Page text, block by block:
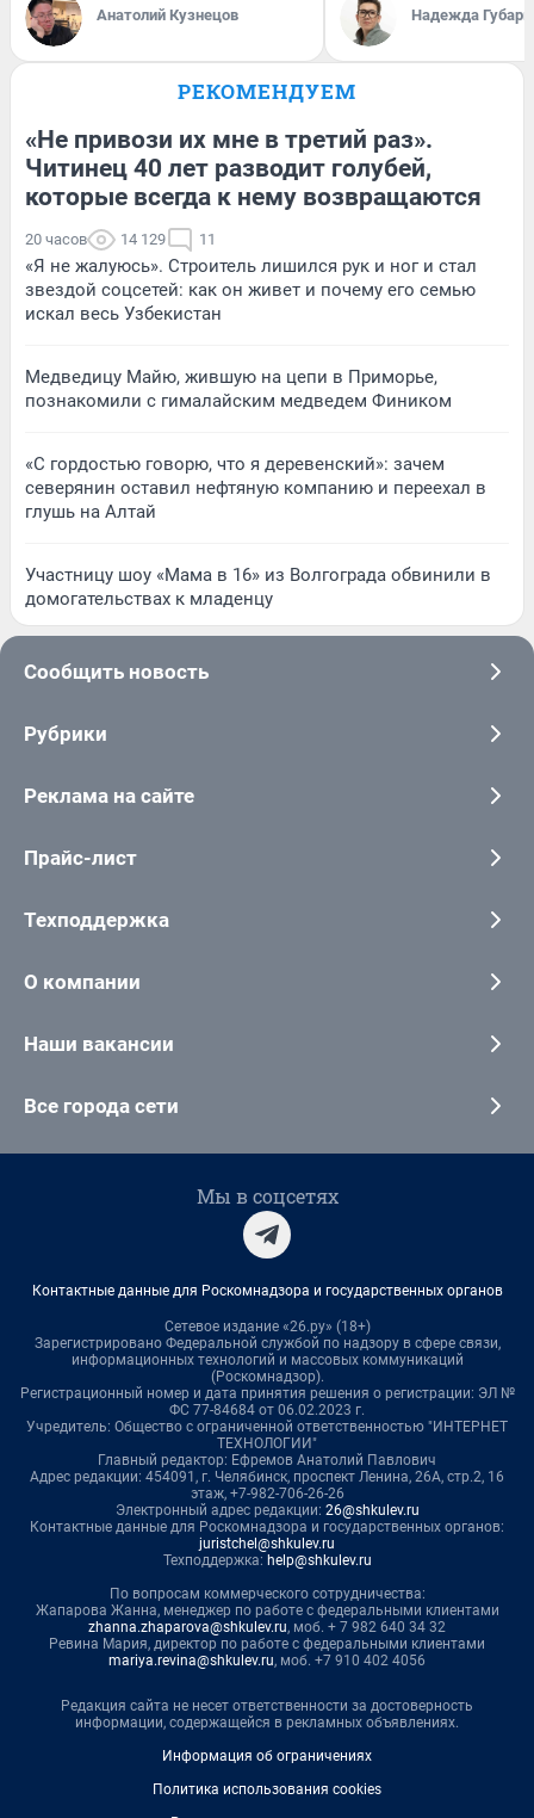
Анатолий Кузнецов Надежда Губарь
РЕКОМЕНДУЕМ
«Не привози их мне в третий раз».
Читинец 40 лет разводит голубей,
которые всегда к нему возвращаются
20 часов 14 129 11
«Я не жалуюсь». Строитель лишился рук и ног и стал
звездой соцсетей: как он живет и почему его семью
искал весь Узбекистан
Медведицу Майю, жившую на цепи в Приморье,
познакомили с гималайским медведем Фиником
«С гордостью говорю, что я деревенский»: зачем
северянин оставил нефтяную компанию и переехал в
глушь на Алтай
Участницу шоу «Мама в 16» из Волгограда обвинили в
домогательствах к младенцу
Сообщить новость
Рубрики
Реклама на сайте
Прайс-лист
Техподдержка
О компании
Наши вакансии
Все города сети
Мы в соцсетях
Контактные данные для Роскомнадзора и государственных органов
Сетевое издание «26.ру» (18+)
Зарегистрировано Федеральной службой по надзору в сфере связи,
информационных технологий и массовых коммуникаций
(Роскомнадзор).
Регистрационный номер и дата принятия решения о регистрации: ЭЛ №
ФС 77-84684 от 06.02.2023 г.
Учредитель: Общество с ограниченной ответственностью "ИНТЕРНЕТ
ТЕХНОЛОГИИ"
Главный редактор: Ефремов Анатолий Павлович
Адрес редакции: 454091, г. Челябинск, проспект Ленина, 26А, стр.2, 16
этаж, +7-982-706-26-26
Электронный адрес редакции: 26@shkulev.ru
Контактные данные для Роскомнадзора и государственных органов:
juristchel@shkulev.ru
Техподдержка: help@shkulev.ru
По вопросам коммерческого сотрудничества:
Жапарова Жанна, менеджер по работе с федеральными клиентами
zhanna.zhaparova@shkulev.ru, моб. + 7 982 640 34 32
Ревина Мария, директор по работе с федеральными клиентами
mariya.revina@shkulev.ru, моб. +7 910 402 4056
Редакция сайта не несет ответственности за достоверность
информации, содержащейся в рекламных объявлениях.
Информация об ограничениях
Политика использования cookies